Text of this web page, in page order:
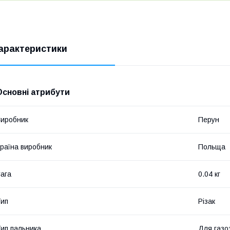
атрибути
Перун
виробник Польща
0.04 кг
Різак
пальника Для